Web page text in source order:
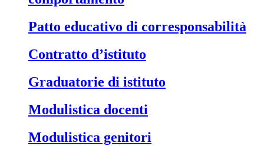
Patto educativo di corresponsabilità
Contratto d’istituto
Graduatorie di istituto
Modulistica docenti
Modulistica genitori